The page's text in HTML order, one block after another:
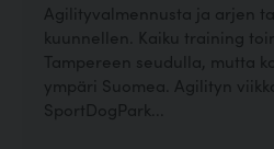
Agilityvalmennusta ja arjen
kuunnellen. Kaiku training
Tampereen seudulla, mutta
ympäri Suomea. Agilityn
SportDogPark...